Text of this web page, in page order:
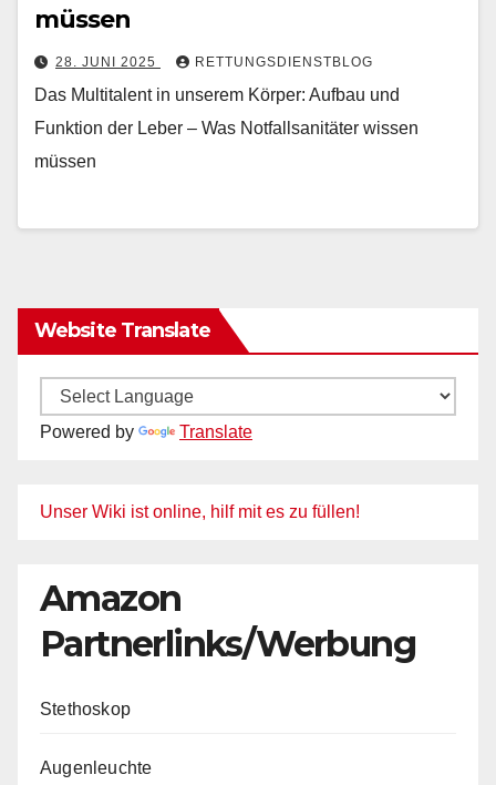
müssen
28. JUNI 2025 RETTUNGSDIENSTBLOG
Das Multitalent in unserem Körper: Aufbau und
Funktion der Leber – Was Notfallsanitäter wissen
müssen
Website Translate
Powered by Translate
Unser Wiki ist online, hilf mit es zu füllen!
Amazon
Partnerlinks/Werbung
Stethoskop
Augenleuchte